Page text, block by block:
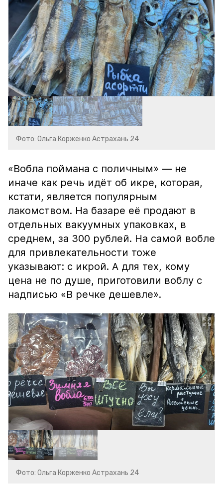
Фото: Ольга Корженко Астрахань 24
«Вобла поймана с поличным» — не
иначе как речь идёт об икре, которая,
кстати, является популярным
лакомством. На базаре её продают в
отдельных вакуумных упаковках, в
среднем, за 300 рублей. На самой вобле
для привлекательности тоже
указывают: с икрой. А для тех, кому
цена не по душе, приготовили воблу с
надписью «В речке дешевле».
Фото: Ольга Корженко Астрахань 24